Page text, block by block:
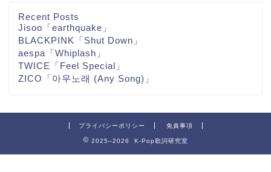
Recent Posts
Jisoo「earthquake」
BLACKPINK「Shut Down」
aespa「Whiplash」
TWICE「Feel Special」
ZICO「아무노래 (Any Song)」
プライバシーポリシー 免責事項
2025–2026 K-Pop歌詞研究室